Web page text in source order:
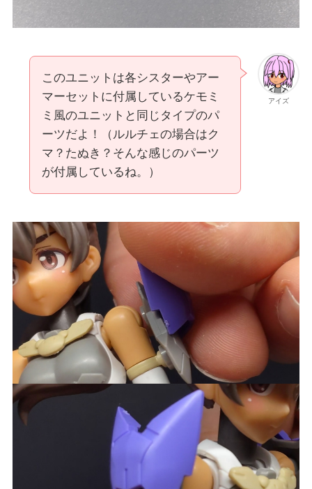
アイズ
このユニットは各シスターやアー
マーセットに付属しているケモミ
ミ風のユニットと同じタイプのパ
ーツだよ！（ルルチェの場合はク
マ？たぬき？そんな感じのパーツ
が付属しているね。）